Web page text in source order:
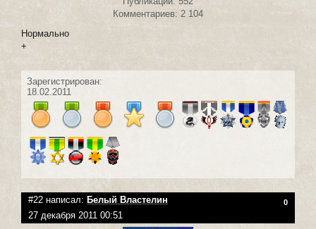
Комментариев: 2 104
Нормально
+
Зарегистрирован:
18.02.2011
#22 написал: Белый Властелин 0
27 декабря 2011 00:51